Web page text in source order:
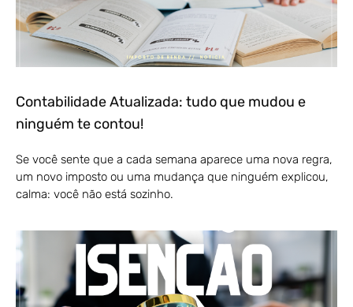
Contabilidade Atualizada: tudo que mudou e
ninguém te contou!
Se você sente que a cada semana aparece uma nova regra,
um novo imposto ou uma mudança que ninguém explicou,
calma: você não está sozinho.